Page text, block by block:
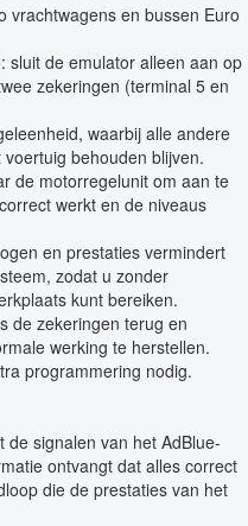
vrachtwagens en bussen Euro
sluit de emulator alleen aan op
zekeringen (terminal 5 en
waarbij alle andere
behouden blijven.
de motorregelunit om aan te
werkt en de niveaus
en prestaties vermindert
zodat u zonder
kunt bereiken.
de zekeringen terug en
werking te herstellen.
programmering nodig.
signalen van het AdBlue-
ontvangt dat alles correct
die de prestaties van het